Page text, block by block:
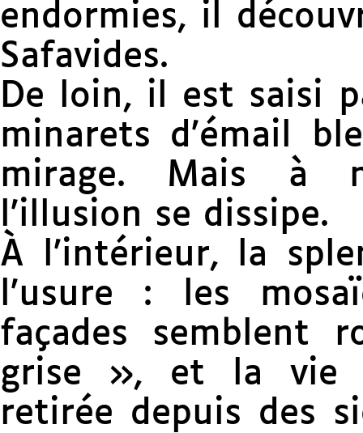
endormies, il
Safavides.
De loin, il est saisi
minarets d’émail
mirage. Mais à
l’illusion se dissipe.
À l’intérieur, la
l’usure : les
façades semblent
grise », et la vie
retirée depuis des